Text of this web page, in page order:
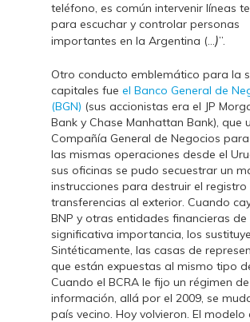
teléfono, es común intervenir líneas
para escuchar y controlar personas
importantes en la Argentina (…)”.
Otro conducto emblemático para la
capitales fue el Banco General de
(BGN) (sus accionistas era el JP
Bank y Chase Manhattan Bank), que
Compañía General de Negocios
las mismas operaciones desde el
sus oficinas se pudo secuestrar un
instrucciones para destruir el registro
transferencias al exterior. Cuando
BNP y otras entidades financieras de
significativa importancia, los
Sintéticamente, las casas de
que están expuestas al mismo tipo
Cuando el BCRA le fijo un régimen de
información, allá por el 2009, se
país vecino. Hoy volvieron. El modelo